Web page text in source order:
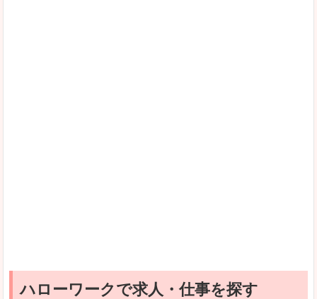
ハローワークで求人・仕事を探す